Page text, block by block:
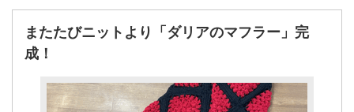
またたびニットより「ダリアのマフラー」完
成！